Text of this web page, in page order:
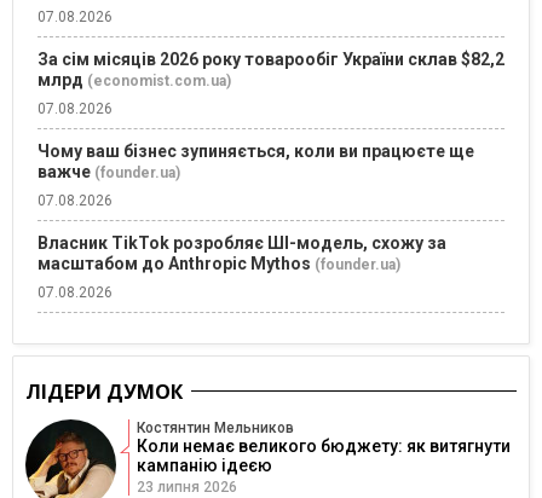
07.08.2026
За сім місяців 2026 року товарообіг України склав $82,2
млрд (economist.com.ua)
07.08.2026
Чому ваш бізнес зупиняється, коли ви працюєте ще
важче (founder.ua)
07.08.2026
Власник TikTok розробляє ШІ-модель, схожу за
масштабом до Anthropic Mythos (founder.ua)
07.08.2026
ЛІДЕРИ ДУМОК
Костянтин Мельников
Коли немає великого бюджету: як витягнути
кампанію ідеєю
23 липня 2026